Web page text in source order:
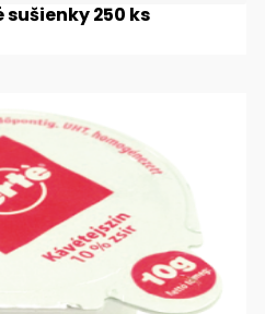
250 ks